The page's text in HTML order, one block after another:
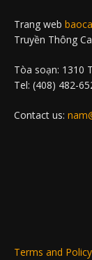
Trang web
Truyền Thông
Tòa soạn: 1310
Tel: (408) 482-
Contact us:
Terms and